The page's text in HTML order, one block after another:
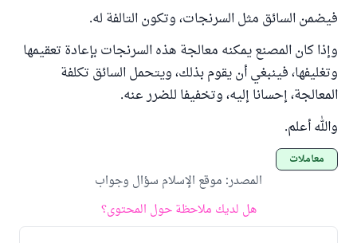
فيضمن السائق مثل السرنجات، وتكون التالفة له.
وإذا كان المصنع يمكنه معالجة هذه السرنجات بإعادة تعقيمها
وتغليفها، فينبغي أن يقوم بذلك، ويتحمل السائق تكلفة
المعالجة، إحسانا إليه، وتخفيفا للضرر عنه.
والله أعلم.
معاملات
المصدر: موقع الإسلام سؤال وجواب
هل لديك ملاحظة حول المحتوى؟